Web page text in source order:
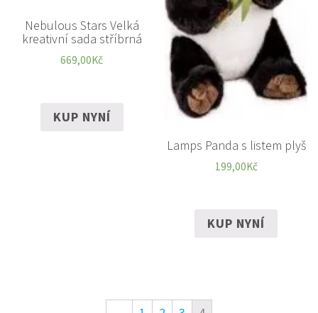
Nebulous Stars Velká
kreativní sada stříbrná
669,00Kč
KUP NYNÍ
Lamps Panda s listem plyš
199,00Kč
KUP NYNÍ